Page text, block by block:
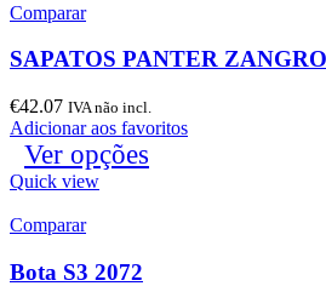
Comparar
SAPATOS PANTER
€42.07 IVA não incl.
Adicionar aos favoritos
Ver opções
Quick view
Comparar
Bota S3 2072